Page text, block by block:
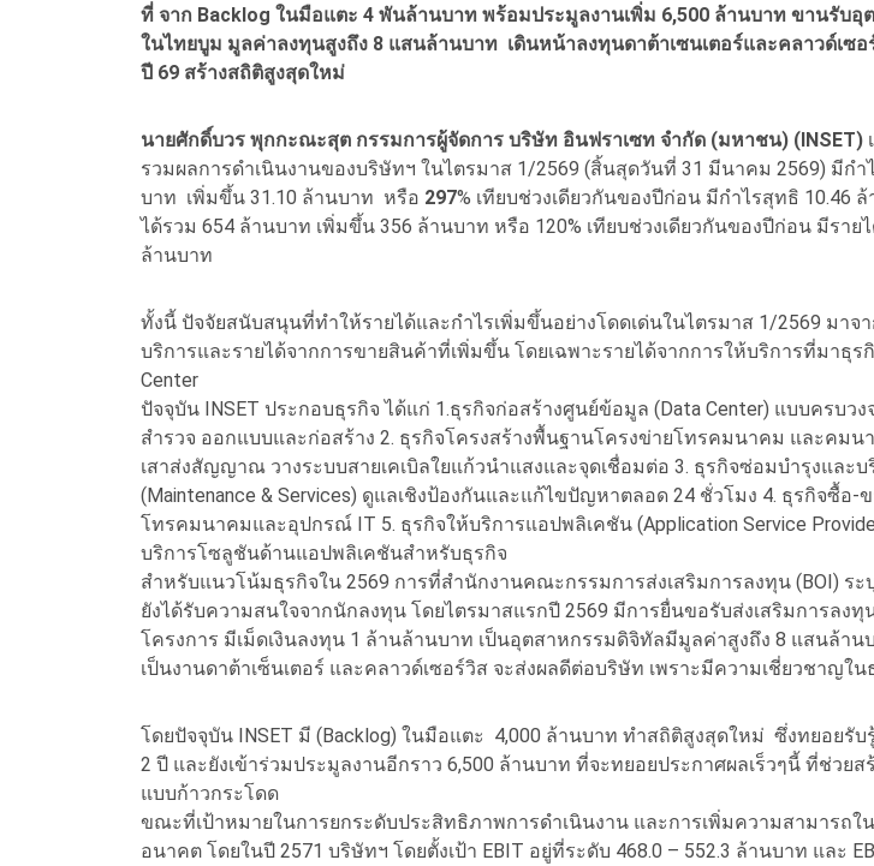
ที่ จาก Backlog ในมือแตะ 4 พันล้านบาท พร้อมประมูลงานเพิ่ม 6,500 ล้านบาท ขานรับอุ
ในไทยบูม มูลค่าลงทุนสูงถึง 8 แสนล้านบาท เดินหน้าลงทุนดาต้าเซนเตอร์และคลาวด์เซ
ปี 69 สร้างสถิติสูงสุดใหม่
นายศักดิ์บวร พุกกะณะสุต กรรมการผู้จัดการ บริษัท อินฟราเซท จำกัด (มหาชน) (INSET)
รวมผลการดำเนินงานของบริษัทฯ ในไตรมาส 1/2569 (สิ้นสุดวันที่ 31 มีนาคม 2569) มีกำ
บาท เพิ่มขึ้น 31.10 ล้านบาท หรือ 297% เทียบช่วงเดียวกันของปีก่อน มีกำไรสุทธิ 10.46
ได้รวม 654 ล้านบาท เพิ่มขึ้น 356 ล้านบาท หรือ 120% เทียบช่วงเดียวกันของปีก่อน มีราย
ล้านบาท
ทั้งนี้ ปัจจัยสนับสนุนที่ทำให้รายได้และกำไรเพิ่มขึ้นอย่างโดดเด่นในไตรมาส 1/2569 มาจ
บริการและรายได้จากการขายสินค้าที่เพิ่มขึ้น โดยเฉพาะรายได้จากการให้บริการที่มาธุร
Center
ปัจจุบัน INSET ประกอบธุรกิจ ได้แก่ 1.ธุรกิจก่อสร้างศูนย์ข้อมูล (Data Center) แบบครบว
สำรวจ ออกแบบและก่อสร้าง 2. ธุรกิจโครงสร้างพื้นฐานโครงข่ายโทรคมนาคม และคม
เสาส่งสัญญาณ วางระบบสายเคเบิลใยแก้วนำแสงและจุดเชื่อมต่อ 3. ธุรกิจซ่อมบำรุงและบ
(Maintenance & Services) ดูแลเชิงป้องกันและแก้ไขปัญหาตลอด 24 ชั่วโมง 4. ธุรกิจซื้อ-
โทรคมนาคมและอุปกรณ์ IT 5. ธุรกิจให้บริการแอปพลิเคชัน (Application Service
บริการโซลูชันด้านแอปพลิเคชันสำหรับธุรกิจ
สำหรับแนวโน้มธุรกิจใน 2569 การที่สำนักงานคณะกรรมการส่งเสริมการลงทุน (BOI) ระ
ยังได้รับความสนใจจากนักลงทุน โดยไตรมาสแรกปี 2569 มีการยื่นขอรับส่งเสริมการลงทุ
โครงการ มีเม็ดเงินลงทุน 1 ล้านล้านบาท เป็นอุตสาหกรรมดิจิทัลมีมูลค่าสูงถึง 8 แสนล้า
เป็นงานดาต้าเซ็นเตอร์ และคลาวด์เซอร์วิส จะส่งผลดีต่อบริษัท เพราะมีความเชี่ยวชาญใน
โดยปัจจุบัน INSET มี (Backlog) ในมือแตะ 4,000 ล้านบาท ทำสถิติสูงสุดใหม่ ซึ่งทยอยรับ
2 ปี และยังเข้าร่วมประมูลงานอีกราว 6,500 ล้านบาท ที่จะทยอยประกาศผลเร็วๆนี้ ที่ช่วยส
แบบก้าวกระโดด
ขณะที่เป้าหมายในการยกระดับประสิทธิภาพการดำเนินงาน และการเพิ่มความสามารถใ
อนาคต โดยในปี 2571 บริษัทฯ โดยตั้งเป้า EBIT อยู่ที่ระดับ 468.0 – 552.3 ล้านบาท และ